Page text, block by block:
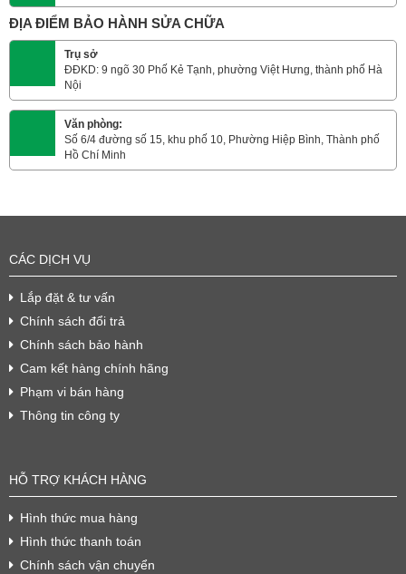
ĐỊA ĐIỂM BẢO HÀNH SỬA CHỮA
Trụ sở
ĐĐKD: 9 ngõ 30 Phố Kẻ Tạnh, phường Việt Hưng, thành phố Hà
Nội
Văn phòng:
Số 6/4 đường số 15, khu phố 10, Phường Hiệp Bình, Thành phố
Hồ Chí Minh
CÁC DỊCH VỤ
Lắp đặt & tư vấn
Chính sách đổi trả
Chính sách bảo hành
Cam kết hàng chính hãng
Phạm vi bán hàng
Thông tin công ty
HỖ TRỢ KHÁCH HÀNG
Hình thức mua hàng
Hình thức thanh toán
Chính sách vận chuyển